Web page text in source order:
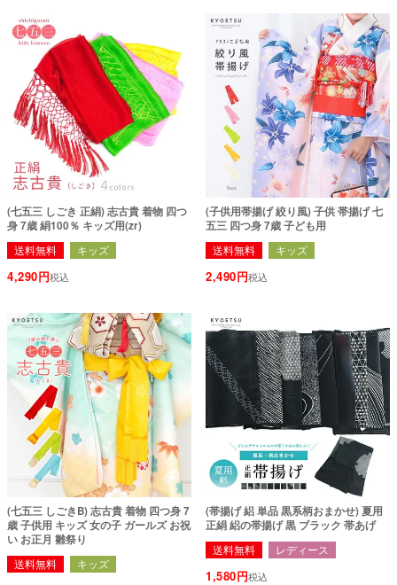
(七五三 しごき 正絹) 志古貴 着物 四つ
身 7歳 絹100％ キッズ用(zr)
送料無料 キッズ
4,290 税込
(子供用帯揚げ 絞り風) 子供 帯揚げ 七
五三 四つ身 7歳 子ども用
送料無料 キッズ
2,490 税込
(七五三 しごきB) 志古貴 着物 四つ身 7
歳 子供用 キッズ 女の子 ガールズ お祝
い お正月 雛祭り
送料無料 キッズ
(帯揚げ 絽 単品 黒系柄おまかせ) 夏用
正絹 絽の帯揚げ 黒 ブラック 帯あげ
送料無料 レディース
1,580 税込